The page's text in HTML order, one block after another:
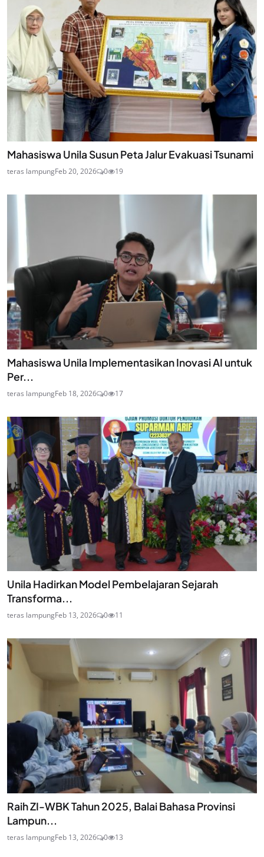
Mahasiswa Unila Susun Peta Jalur Evakuasi Tsunami
teras lampungFeb 20, 2026 0 19
Mahasiswa Unila Implementasikan Inovasi AI untuk
Per...
teras lampungFeb 18, 2026 0 17
Unila Hadirkan Model Pembelajaran Sejarah
Transforma...
teras lampungFeb 13, 2026 0 11
Raih ZI-WBK Tahun 2025, Balai Bahasa Provinsi
Lampun...
teras lampungFeb 13, 2026 0 13